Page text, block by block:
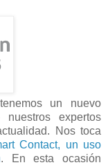
un nuevo
expertos
Nos toca
Contact, un uso
. En esta ocasión